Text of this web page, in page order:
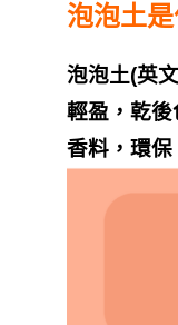
泡泡土是
泡泡土(英文
輕盈，乾
香料，環保